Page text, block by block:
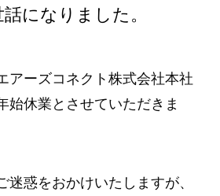
になりました。
アーズコネクト株式会社本社
始休業とさせていただきま
迷惑をおかけいたしますが、